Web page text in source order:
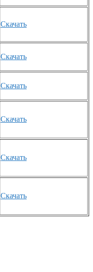
Скачать
Скачать
Скачать
Скачать
Скачать
Скачать